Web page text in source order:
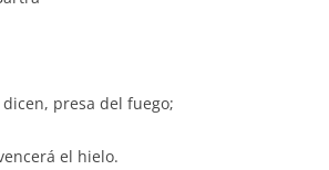
presa del fuego;
el hielo.